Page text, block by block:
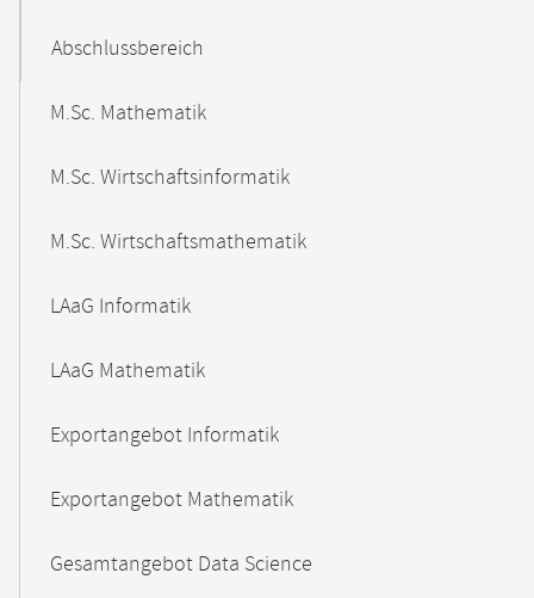
Abschlussbereich
M.Sc. Mathematik
M.Sc. Wirtschaftsinformatik
M.Sc. Wirtschaftsmathematik
LAaG Informatik
LAaG Mathematik
Exportangebot Informatik
Exportangebot Mathematik
Gesamtangebot Data Science